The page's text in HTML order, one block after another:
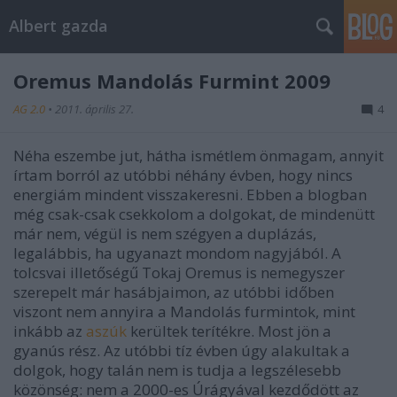
Albert gazda
Oremus Mandolás Furmint 2009
AG 2.0 • 2011. április 27. 4
Néha eszembe jut, hátha ismétlem önmagam, annyit
írtam borról az utóbbi néhány évben, hogy nincs
energiám mindent visszakeresni. Ebben a blogban
még csak-csak csekkolom a dolgokat, de mindenütt
már nem, végül is nem szégyen a duplázás,
legalábbis, ha ugyanazt mondom nagyjából. A
tolcsvai illetőségű Tokaj Oremus is nemegyszer
szerepelt már hasábjaimon, az utóbbi időben
viszont nem annyira a Mandolás furmintok, mint
inkább az aszúk kerültek terítékre. Most jön a
gyanús rész. Az utóbbi tíz évben úgy alakultak a
dolgok, hogy talán nem is tudja a legszélesebb
közönség: nem a 2000-es Úrágyával kezdődött az